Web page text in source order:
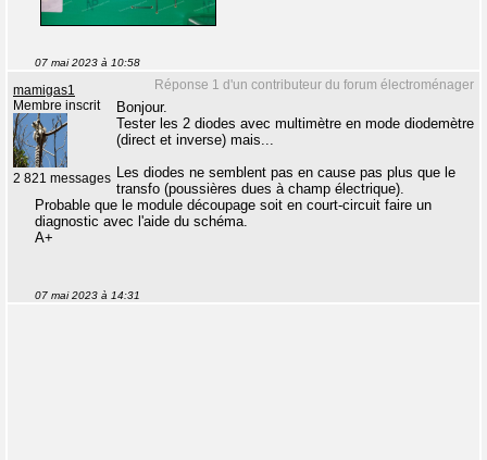
07 mai 2023 à 10:58
Réponse 1 d'un contributeur du forum électroménager
mamigas1
Membre inscrit
2 821 messages
Bonjour.
Tester les 2 diodes avec multimètre en mode diodemètre
(direct et inverse) mais...
Les diodes ne semblent pas en cause pas plus que le
transfo (poussières dues à champ électrique).
Probable que le module découpage soit en court-circuit faire un
diagnostic avec l'aide du schéma.
A+
07 mai 2023 à 14:31